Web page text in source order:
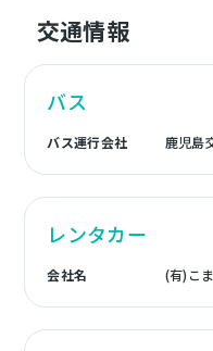
交通情報
バス
バス運行会社 鹿児島
レンタカー
会社名 (有)こ